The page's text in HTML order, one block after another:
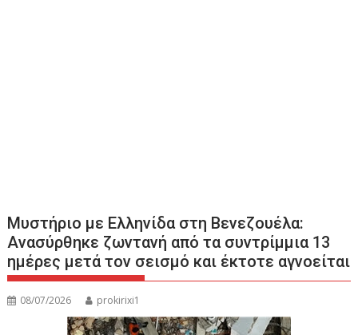
Μυστήριο με Ελληνίδα στη Βενεζουέλα:
Ανασύρθηκε ζωντανή από τα συντρίμμια 13
ημέρες μετά τον σεισμό και έκτοτε αγνοείται
08/07/2026 prokirixi1